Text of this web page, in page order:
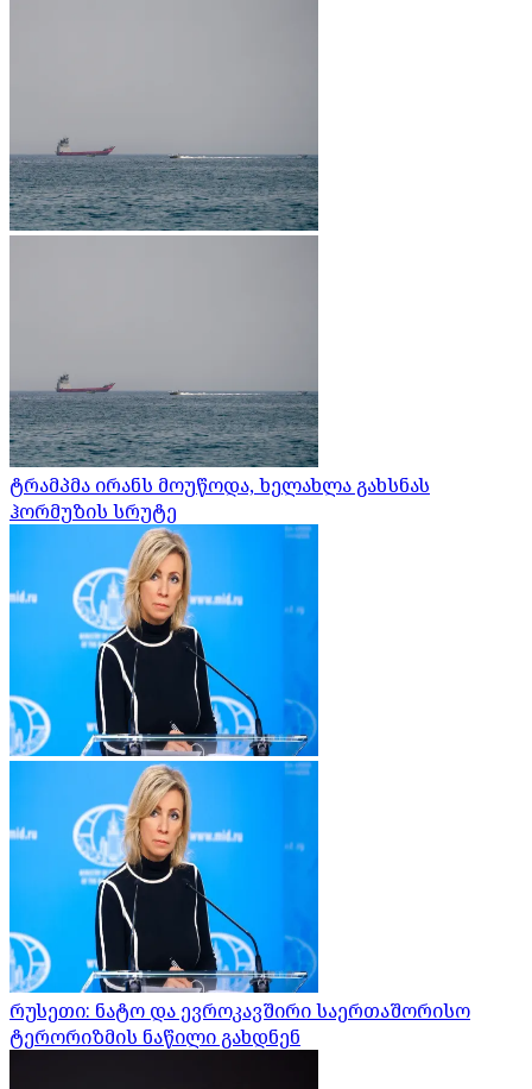
ტრამპმა ირანს მოუწოდა, ხელახლა გახსნას
ჰორმუზის სრუტე
რუსეთი: ნატო და ევროკავშირი საერთაშორისო
ტერორიზმის ნაწილი გახდნენ